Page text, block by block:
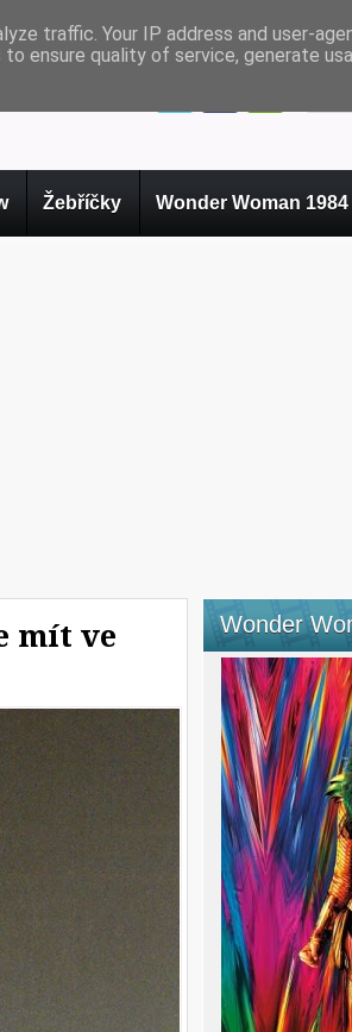
Žebříčky Wonder Woman 1984
mít ve
Wonder
traffic. Your IP address and user-
ensure quality of service, generate